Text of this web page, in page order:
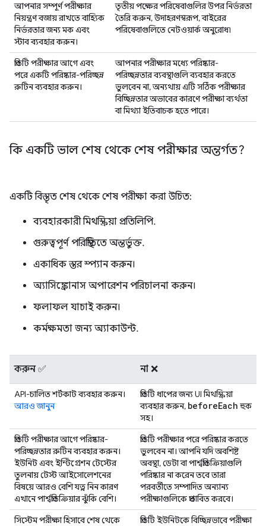
আপনার সম্পূর্ণ পরীক্ষার
নিয়ন্ত্রণ বজায় রাখতে বাহ্যিক
নির্ভরতার জন্য মক এবং
স্টাব ব্যবহার করুন।
তৃতীয় পক্ষের পরিষেবাগুলির উপর নির্ভরতা
তৈরি করুন, উদাহরণস্বরূপ, বাইরের
পরিষেবাগুলিতে নেটওয়ার্ক অনুরোধ৷
প্রতিটি পরীক্ষার আগে এবং
পরে একটি পরিষ্কার-পরিচ্ছন্ন
রুটিন ব্যবহার করুন।
আপনার পরীক্ষার মধ্যে পরিষ্কার-
পরিচ্ছন্নতার ব্যবস্থাগুলি ব্যবহার করতে
ভুলবেন না, অন্যথায় এটি সঠিক পরীক্ষার
বিচ্ছিন্নতার অভাবের কারণে পরীক্ষা ব্যর্থতা
বা মিথ্যা ইতিবাচক হতে পারে।
কি একটি ভাল শেষ থেকে শেষ পরীক্ষার অন্তর্গত?
একটি বিস্তৃত শেষ থেকে শেষ পরীক্ষা করা উচিত:
ব্যবহারকারী মিথস্ক্রিয়া প্রতিলিপি.
গুরুত্বপূর্ণ পরিস্থিতিতে অন্তর্ভুক্ত.
একাধিক স্তর স্প্যান করুন।
অ্যাসিঙ্ক্রোনাস অপারেশন পরিচালনা করুন।
ফলাফল যাচাই করুন।
কর্মক্ষমতা জন্য অ্যাকাউন্ট.
করুন ✅ না ❌
API-চালিত শর্টকাট ব্যবহার করুন।
আরও জানুন
প্রতিটি ধাপের জন্য UI মিথস্ক্রিয়া
ব্যবহার করুন, beforeEach হুক
সহ।
প্রতিটি পরীক্ষার আগে পরিষ্কার-
পরিচ্ছন্নতার রুটিন ব্যবহার করুন।
ইউনিট এবং ইন্টিগ্রেশন টেস্টের
তুলনায় টেস্ট আইসোলেশনের
বিষয়ে আরও বেশি যত্ন নিন কারণ
এখানে পার্শ্বপ্রতিক্রিয়ার ঝুঁকি বেশি।
প্রতিটি পরীক্ষার পরে পরিষ্কার করতে
ভুলবেন না। আপনি যদি অবশিষ্ট
অবস্থা, ডেটা বা পার্শ্বপ্রতিক্রিয়াগুলি
পরিষ্কার না করেন তবে তারা
পরবর্তীতে সম্পাদিত অন্যান্য
পরীক্ষাগুলিকে প্রভাবিত করবে।
সিস্টেম পরীক্ষা হিসাবে শেষ থেকে
প্রতিটি ইউনিটকে বিচ্ছিন্নভাবে পরীক্ষা